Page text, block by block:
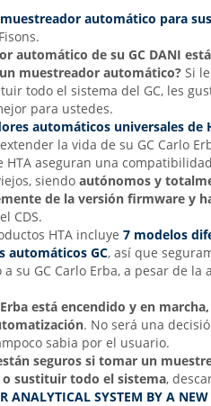
muestreador automático para sus
automático de su GC DANI
muestreador automático? Si
todo el sistema del GC, les
para ustedes.
automáticos universales de
la vida de su GC Carlo
HTA aseguran una
siendo autónomos y
de la versión firmware y
CDS.
HTA incluye 7 modelos
automáticos GC, así que
su GC Carlo Erba, a pesar de
Erba está encendido y en
. No será una
sabia por el usuario.
seguros si tomar un
o sustituir todo el sistema,
ANALYTICAL SYSTEM BY A